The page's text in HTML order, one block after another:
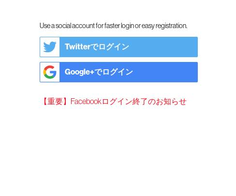
Use a social account for faster login or easy registration.
Twitterでログイン
Google+でログイン
【重要】Facebookログイン終了のお知らせ